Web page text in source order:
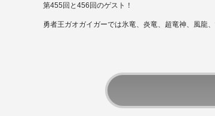
第455 回と 456 回のゲスト！
勇者王ガオガイガーでは氷竜、炎竜、超竜神、風龍